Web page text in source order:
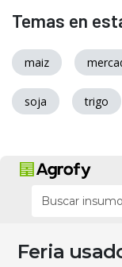
Temas en
maiz
soja trigo
Feria